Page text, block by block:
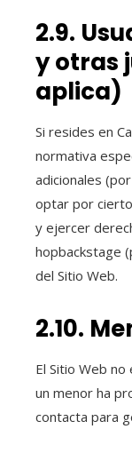
2.9.
y otras
aplica)
Si resides en
normativa
adicionales
optar por
y ejercer
hopbackstage
del Sitio Web.
2.10.
El Sitio Web
un menor ha
contacta para